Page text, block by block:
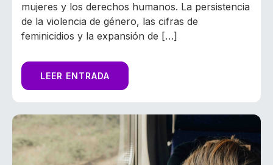
mujeres y los derechos humanos. La persistencia
de la violencia de género, las cifras de
feminicidios y la expansión de […]
LEER ENTRADA